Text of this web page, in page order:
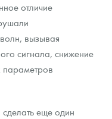
отличие
вызывая
сигнала, снижение
параметров
еще один